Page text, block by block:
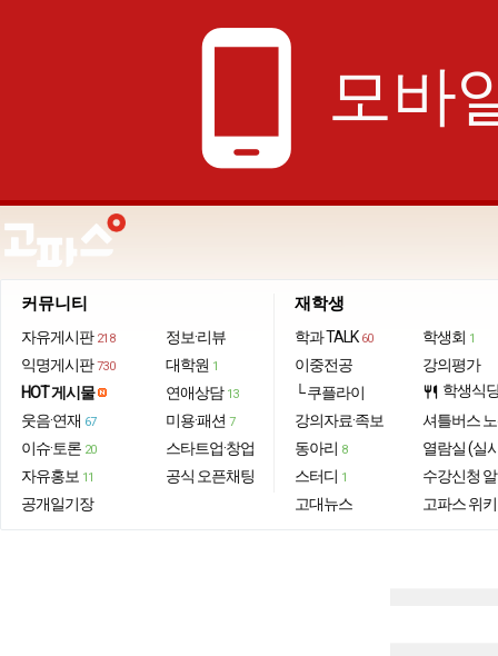
phone_android 모바
커뮤니티
자유게시판 218
익명게시판 730
HOT 게시물
웃음·연재 67
이슈·토론 20
자유홍보 11
공개일기장
정보·리뷰
대학원 1
연애상담 13
미용·패션 7
스타트업·창업
공식 오픈채팅
재학생
학과 TALK 60
이중전공
└ 쿠플라이
강의자료·족보
동아리 8
스터디 1
고대뉴스
학생회 1
강의평가
restaurant 학생식
셔틀버스
열람실 (실
수강신청
고파스 위키